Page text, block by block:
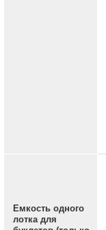
Емкость одного
лотка для